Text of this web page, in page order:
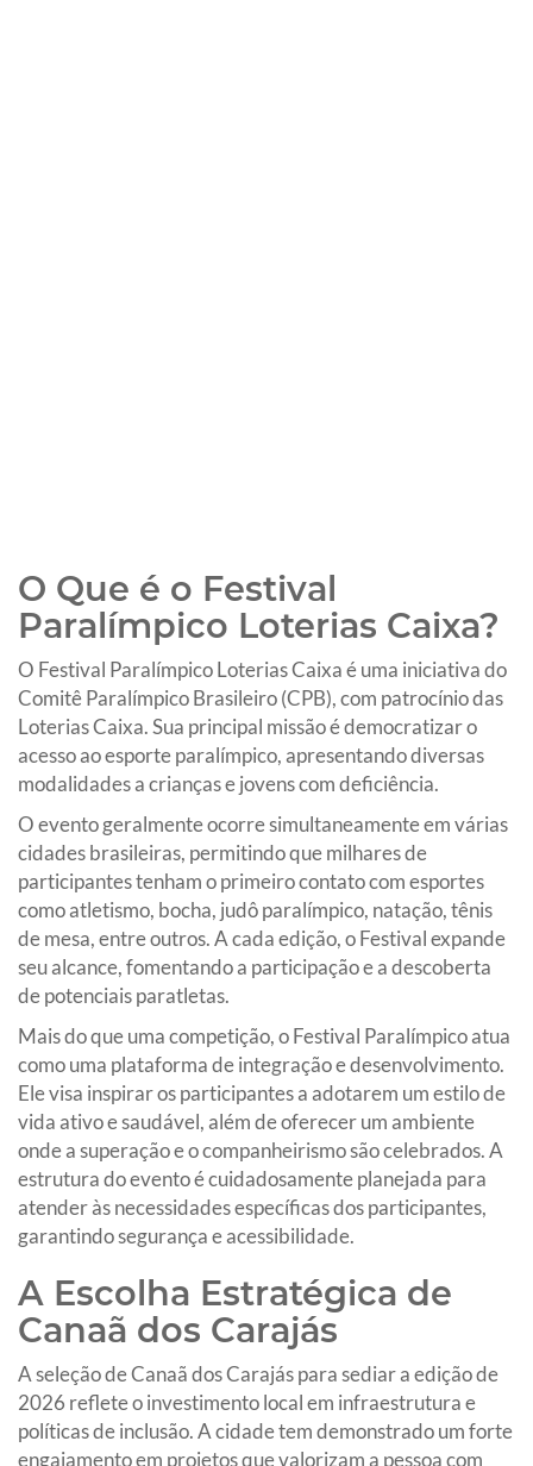
O Que é o Festival
Paralímpico Loterias Caixa?
O Festival Paralímpico Loterias Caixa é uma iniciativa do
Comitê Paralímpico Brasileiro (CPB), com patrocínio das
Loterias Caixa. Sua principal missão é democratizar o
acesso ao esporte paralímpico, apresentando diversas
modalidades a crianças e jovens com deficiência.
O evento geralmente ocorre simultaneamente em várias
cidades brasileiras, permitindo que milhares de
participantes tenham o primeiro contato com esportes
como atletismo, bocha, judô paralímpico, natação, tênis
de mesa, entre outros. A cada edição, o Festival expande
seu alcance, fomentando a participação e a descoberta
de potenciais paratletas.
Mais do que uma competição, o Festival Paralímpico atua
como uma plataforma de integração e desenvolvimento.
Ele visa inspirar os participantes a adotarem um estilo de
vida ativo e saudável, além de oferecer um ambiente
onde a superação e o companheirismo são celebrados. A
estrutura do evento é cuidadosamente planejada para
atender às necessidades específicas dos participantes,
garantindo segurança e acessibilidade.
A Escolha Estratégica de
Canaã dos Carajás
A seleção de Canaã dos Carajás para sediar a edição de
2026 reflete o investimento local em infraestrutura e
políticas de inclusão. A cidade tem demonstrado um forte
engajamento em projetos que valorizam a pessoa com